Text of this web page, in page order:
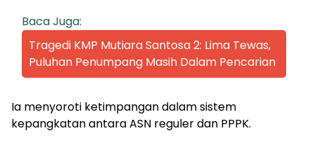
Baca Juga:
Tragedi KMP Mutiara Santosa 2: Lima Tewas,
Puluhan Penumpang Masih Dalam Pencarian
Ia menyoroti ketimpangan dalam sistem
kepangkatan antara ASN reguler dan PPPK.